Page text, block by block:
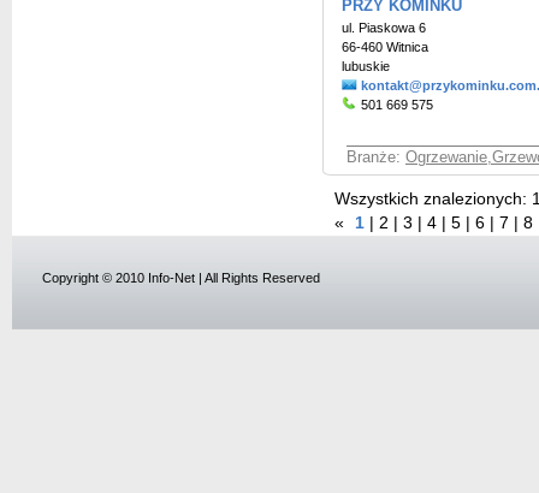
PRZY KOMINKU
ul. Piaskowa 6
66-460 Witnica
lubuskie
501 669 575
Branże:
Wszystkich znalezionych:
«
1 2 3 4 5 6 7 8
Copyright © 2010 Info-Net | All Rights Reserved